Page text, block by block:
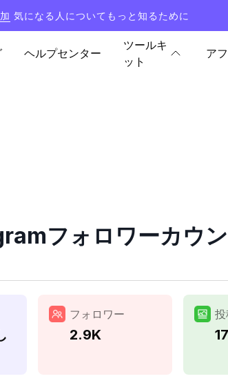
気になる人についてもっと知るために
ヘルプセンター
ツールキ
ット
ア
フォロワーカウ
フォロワー
2.9K